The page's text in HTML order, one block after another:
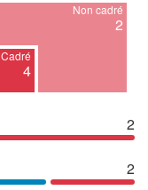
Cadré
4
Non cadré
2
2
2